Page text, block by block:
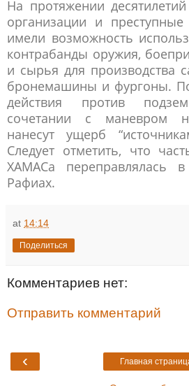
На протяжении
организации и
имели возможность
контрабанды оружия,
и сырья для производства
бронемашины и фургоны.
действия против
сочетании с маневром
нанесут ущерб
Следует отметить, что
ХАМАСа переправлялась
Рафиах.
at 14:14
Поделиться
Комментариев нет:
Отправить комментарий
‹ Главная